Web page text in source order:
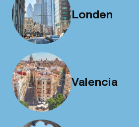
Londen
Valencia